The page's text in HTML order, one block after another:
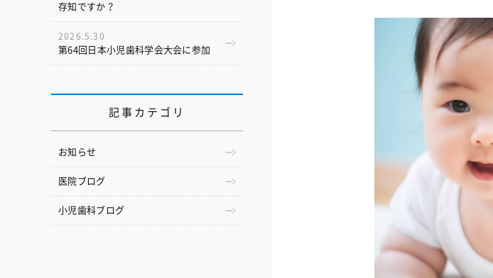
存知ですか？
2026.5.30
第64回日本小児歯科学会大会に参加
記事カテゴリ
お知らせ
医院ブログ
小児歯科ブログ